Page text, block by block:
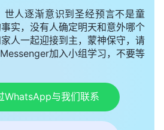
他们来调查核实，好为爸爸申
对待爸爸被清除的事上，不是先
理原则摸神的心意，而是凭着
处世哲学，站在肉体情感的角度
情感想袒护、包庇爸爸，而且还
、公义掌权产生疑惑，发牢骚埋
爸爸传福音。此时，张欣真实地
世人逐渐意识到圣经预言不是童
实，没有人确定明天和意外哪个
人一起迎接到主，蒙神保守，请
加入小组学习，不要等
WhatsApp与我们联系